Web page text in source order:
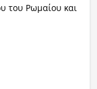
του Ρωμαίου και